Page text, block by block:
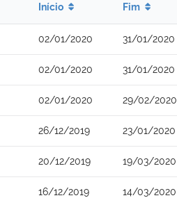
Início Fim
02/01/2020 31/01/2020
02/01/2020 31/01/2020
02/01/2020 29/02/2020
26/12/2019 23/01/2020
20/12/2019 19/03/2020
16/12/2019 14/03/2020